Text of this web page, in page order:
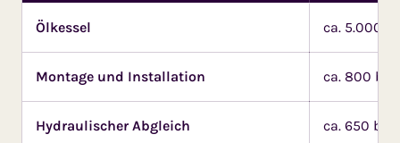
Ölkessel ca. 5.000
Montage und Installation ca. 800 bis
Hydraulischer Abgleich ca. 650 bis